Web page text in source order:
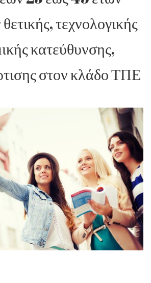
τεχνολογικής
κατεύθυνσης,
στον κλάδο ΤΠΕ